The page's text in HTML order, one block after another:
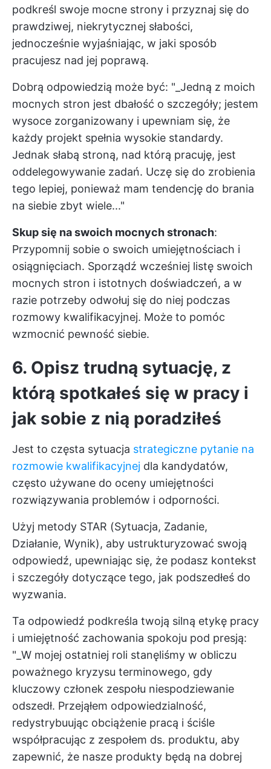
podkreśl swoje mocne strony i przyznaj się do
prawdziwej, niekrytycznej słabości,
jednocześnie wyjaśniając, w jaki sposób
pracujesz nad jej poprawą.
Dobrą odpowiedzią może być: "_Jedną z moich
mocnych stron jest dbałość o szczegóły; jestem
wysoce zorganizowany i upewniam się, że
każdy projekt spełnia wysokie standardy.
Jednak słabą stroną, nad którą pracuję, jest
oddelegowywanie zadań. Uczę się do zrobienia
tego lepiej, ponieważ mam tendencję do brania
na siebie zbyt wiele..."
Skup się na swoich mocnych stronach:
Przypomnij sobie o swoich umiejętnościach i
osiągnięciach. Sporządź wcześniej listę swoich
mocnych stron i istotnych doświadczeń, a w
razie potrzeby odwołuj się do niej podczas
rozmowy kwalifikacyjnej. Może to pomóc
wzmocnić pewność siebie.
6. Opisz trudną sytuację, z
którą spotkałeś się w pracy i
jak sobie z nią poradziłeś
Jest to częsta sytuacja strategiczne pytanie na
rozmowie kwalifikacyjnej dla kandydatów,
często używane do oceny umiejętności
rozwiązywania problemów i odporności.
Użyj metody STAR (Sytuacja, Zadanie,
Działanie, Wynik), aby ustrukturyzować swoją
odpowiedź, upewniając się, że podasz kontekst
i szczegóły dotyczące tego, jak podszedłeś do
wyzwania.
Ta odpowiedź podkreśla twoją silną etykę pracy
i umiejętność zachowania spokoju pod presją:
"_W mojej ostatniej roli stanęliśmy w obliczu
poważnego kryzysu terminowego, gdy
kluczowy członek zespołu niespodziewanie
odszedł. Przejąłem odpowiedzialność,
redystrybuując obciążenie pracą i ściśle
współpracując z zespołem ds. produktu, aby
zapewnić, że nasze produkty będą na dobrej